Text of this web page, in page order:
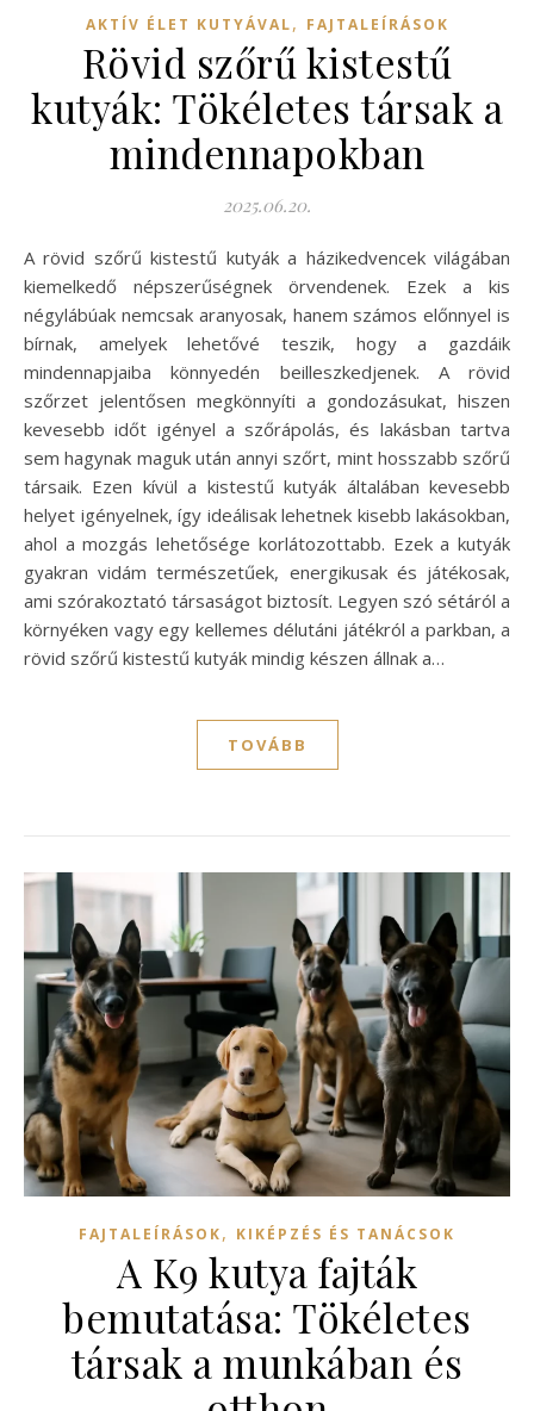
AKTÍV ÉLET KUTYÁVAL, FAJTALEÍRÁSOK
Rövid szőrű kistestű
kutyák: Tökéletes társak a
mindennapokban
2025.06.20.
A rövid szőrű kistestű kutyák a házikedvencek világában
kiemelkedő népszerűségnek örvendenek. Ezek a kis
négylábúak nemcsak aranyosak, hanem számos előnnyel is
bírnak, amelyek lehetővé teszik, hogy a gazdáik
mindennapjaiba könnyedén beilleszkedjenek. A rövid
szőrzet jelentősen megkönnyíti a gondozásukat, hiszen
kevesebb időt igényel a szőrápolás, és lakásban tartva
sem hagynak maguk után annyi szőrt, mint hosszabb szőrű
társaik. Ezen kívül a kistestű kutyák általában kevesebb
helyet igényelnek, így ideálisak lehetnek kisebb lakásokban,
ahol a mozgás lehetősége korlátozottabb. Ezek a kutyák
gyakran vidám természetűek, energikusak és játékosak,
ami szórakoztató társaságot biztosít. Legyen szó sétáról a
környéken vagy egy kellemes délutáni játékról a parkban, a
rövid szőrű kistestű kutyák mindig készen állnak a…
TOVÁBB
FAJTALEÍRÁSOK, KIKÉPZÉS ÉS TANÁCSOK
A K9 kutya fajták
bemutatása: Tökéletes
társak a munkában és